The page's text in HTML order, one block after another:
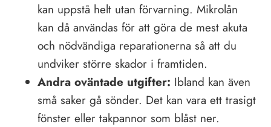
kan uppstå helt utan förvarning. Mikrolån
kan då användas för att göra de mest akuta
och nödvändiga reparationerna så att du
undviker större skador i framtiden.
Andra oväntade utgifter: Ibland kan även
små saker gå sönder. Det kan vara ett trasigt
fönster eller takpannor som blåst ner.